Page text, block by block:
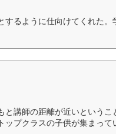
するように仕向けてくれた。
と講師の距離が近いという
ップクラスの子供が集まっ